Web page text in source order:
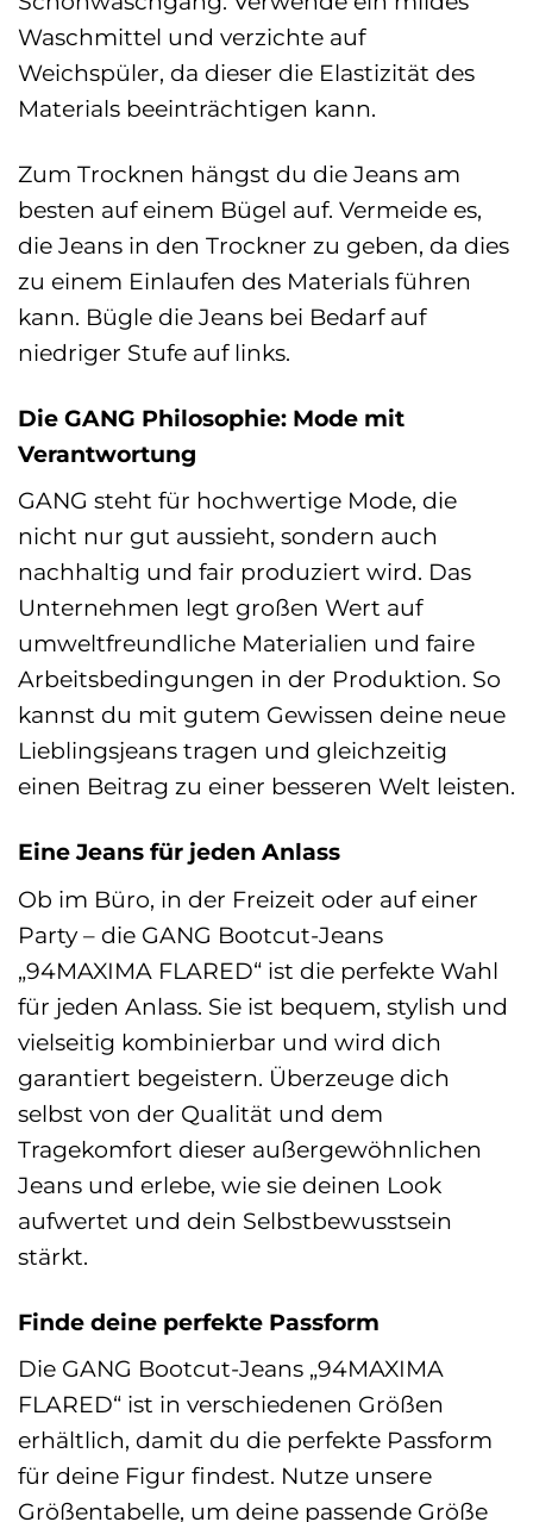
Waschmittel und verzichte auf
Weichspüler, da dieser die Elastizität des
Materials beeinträchtigen kann.
Zum Trocknen hängst du die Jeans am
besten auf einem Bügel auf. Vermeide es,
die Jeans in den Trockner zu geben, da dies
zu einem Einlaufen des Materials führen
kann. Bügle die Jeans bei Bedarf auf
niedriger Stufe auf links.
Die GANG Philosophie: Mode mit
Verantwortung
GANG steht für hochwertige Mode, die
nicht nur gut aussieht, sondern auch
nachhaltig und fair produziert wird. Das
Unternehmen legt großen Wert auf
umweltfreundliche Materialien und faire
Arbeitsbedingungen in der Produktion. So
kannst du mit gutem Gewissen deine neue
Lieblingsjeans tragen und gleichzeitig
einen Beitrag zu einer besseren Welt leisten.
Eine Jeans für jeden Anlass
Ob im Büro, in der Freizeit oder auf einer
Party – die GANG Bootcut-Jeans
„94MAXIMA FLARED“ ist die perfekte Wahl
für jeden Anlass. Sie ist bequem, stylish und
vielseitig kombinierbar und wird dich
garantiert begeistern. Überzeuge dich
selbst von der Qualität und dem
Tragekomfort dieser außergewöhnlichen
Jeans und erlebe, wie sie deinen Look
aufwertet und dein Selbstbewusstsein
stärkt.
Finde deine perfekte Passform
Die GANG Bootcut-Jeans „94MAXIMA
FLARED“ ist in verschiedenen Größen
erhältlich, damit du die perfekte Passform
für deine Figur findest. Nutze unsere
Größentabelle, um deine passende Größe